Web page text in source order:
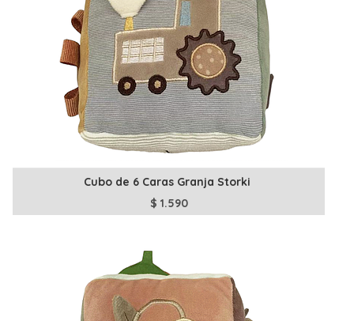
Cubo de 6 Caras Granja Storki
$ 1.590